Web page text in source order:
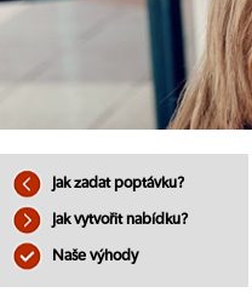
Jak zadat poptávku?
Jak vytvořit nabídku?
Naše výhody